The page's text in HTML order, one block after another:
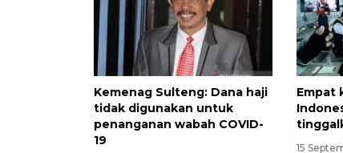
Kemenag Sulteng: Dana haji
tidak digunakan untuk
penanganan wabah COVID-
19
Empat
15